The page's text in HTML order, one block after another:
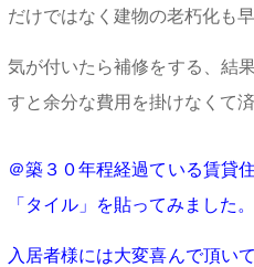
だけではなく建物の老朽化も
気が付いたら補修をする、結
すと余分な費用を掛けなくて
＠築３０年程経過ている賃貸
「タイル」を貼ってみました。
入居者様には大変喜んで頂い